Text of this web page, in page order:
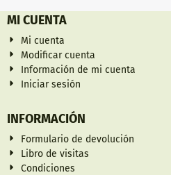
MI CUENTA
Mi cuenta
Modificar cuenta
Información de mi cuenta
Iniciar sesión
INFORMACIÓN
Formulario de devolución
Libro de visitas
Condiciones